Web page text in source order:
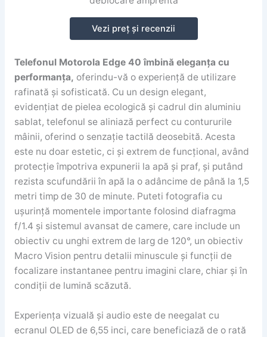
Vezi preț și recenzii
Telefonul Motorola Edge 40 îmbină eleganța cu
performanța, oferindu-vă o experiență de utilizare
rafinată și sofisticată. Cu un design elegant,
evidențiat de pielea ecologică și cadrul din aluminiu
sablat, telefonul se aliniază perfect cu contururile
mâinii, oferind o senzație tactilă deosebită. Acesta
este nu doar estetic, ci și extrem de funcțional, având
protecție împotriva expunerii la apă și praf, și putând
rezista scufundării în apă la o adâncime de până la 1,5
metri timp de 30 de minute. Puteti fotografia cu
ușurință momentele importante folosind diafragma
f/1.4 și sistemul avansat de camere, care include un
obiectiv cu unghi extrem de larg de 120°, un obiectiv
Macro Vision pentru detalii minuscule și funcții de
focalizare instantanee pentru imagini clare, chiar și în
condiții de lumină scăzută.
Experiența vizuală și audio este de neegalat cu
ecranul OLED de 6,55 inci, care beneficiază de o rată